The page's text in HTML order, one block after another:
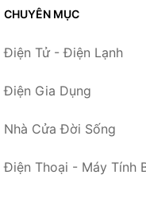
CHUYÊN MỤC
Điện Tử - Điện Lạnh
Điện Gia Dụng
Nhà Cửa Đời Sống
Điện Thoại - Máy Tính